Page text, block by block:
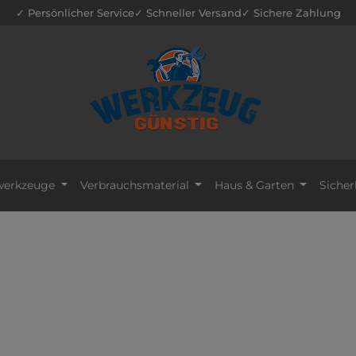
✓ Persönlicher Service✓ Schneller Versand✓ Sichere Zahlung
Verbrauchsmaterial Haus & Garten